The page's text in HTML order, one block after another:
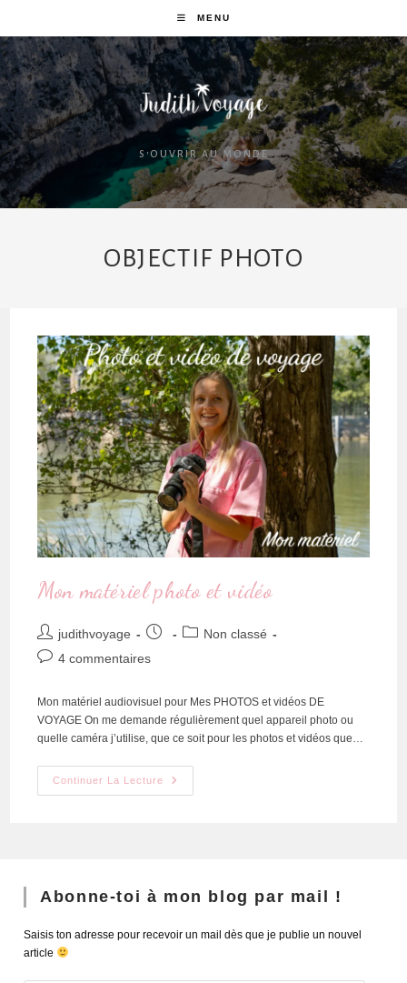
MENU
S'OUVRIR AU MONDE
OBJECTIF PHOTO
Mon matériel photo et vidéo
judithvoyage
Non classé
4 commentaires
Mon matériel audiovisuel pour Mes PHOTOS et vidéos DE
VOYAGE On me demande régulièrement quel appareil photo ou
quelle caméra j’utilise, que ce soit pour les photos et vidéos que…
Continuer La Lecture
Abonne-toi à mon blog par mail !
Saisis ton adresse pour recevoir un mail dès que je publie un nouvel
article